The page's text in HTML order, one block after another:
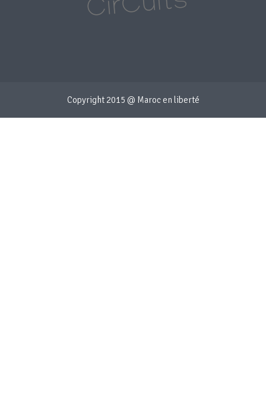
Copyright 2015 @ Maroc en liberté